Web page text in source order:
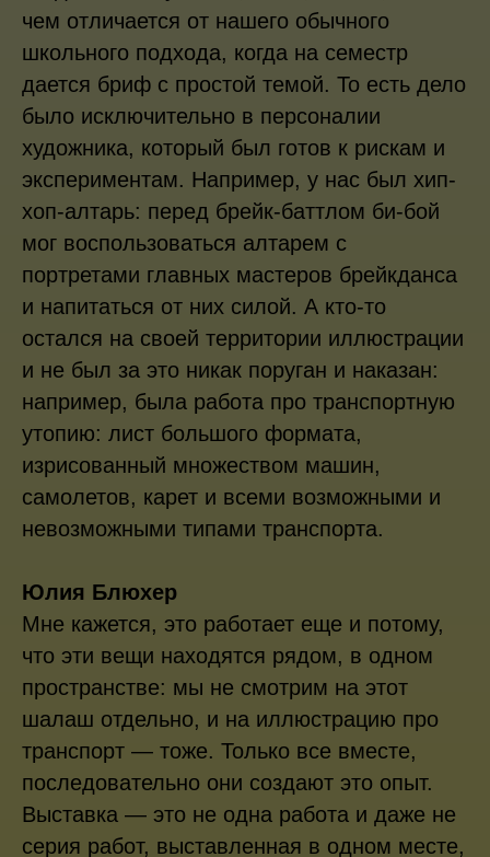
чем отличается от нашего обычного
школьного подхода, когда на семестр
дается бриф с простой темой. То есть дело
было исключительно в персоналии
художника, который был готов к рискам и
экспериментам. Например, у нас был хип-
хоп-алтарь: перед брейк-баттлом би-бой
мог воспользоваться алтарем с
портретами главных мастеров брейкданса
и напитаться от них силой. А кто-то
остался на своей территории иллюстрации
и не был за это никак поруган и наказан:
например, была работа про транспортную
утопию: лист большого формата,
изрисованный множеством машин,
самолетов, карет и всеми возможными и
невозможными типами транспорта.
Юлия Блюхер
Мне кажется, это работает еще и потому,
что эти вещи находятся рядом, в одном
пространстве: мы не смотрим на этот
шалаш отдельно, и на иллюстрацию про
транспорт — тоже. Только все вместе,
последовательно они создают это опыт.
Выставка — это не одна работа и даже не
серия работ, выставленная в одном месте,